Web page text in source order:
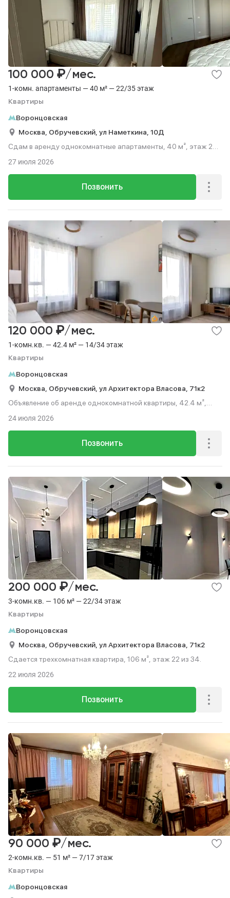
1-комн. апартаменты — 40 м² — 22/35 этаж
Квартиры
100 000 ₽/мес.
Воронцовская
Москва, Обручевский, ул Наметкина, 10Д
Сдам в аренду однокомнатные апартаменты, 40 м², этаж 22
Позвонить
27 июля 2026
1-комн.кв. — 42.4 м² — 14/34 этаж
Квартиры
120 000 ₽/мес.
Воронцовская
Москва, Обручевский, ул Архитектора Власова, 71к2
Объявление об аренде однокомнатной квартиры, 42.4 м²,
Позвонить
24 июля 2026
3-комн.кв. — 106 м² — 22/34 этаж
Квартиры
200 000 ₽/мес.
Воронцовская
Москва, Обручевский, ул Архитектора Власова, 71к2
Сдается трехкомнатная квартира, 106 м², этаж 22 из 34.
Позвонить
22 июля 2026
2-комн.кв. — 51 м² — 7/17 этаж
Квартиры
90 000 ₽/мес.
Воронцовская